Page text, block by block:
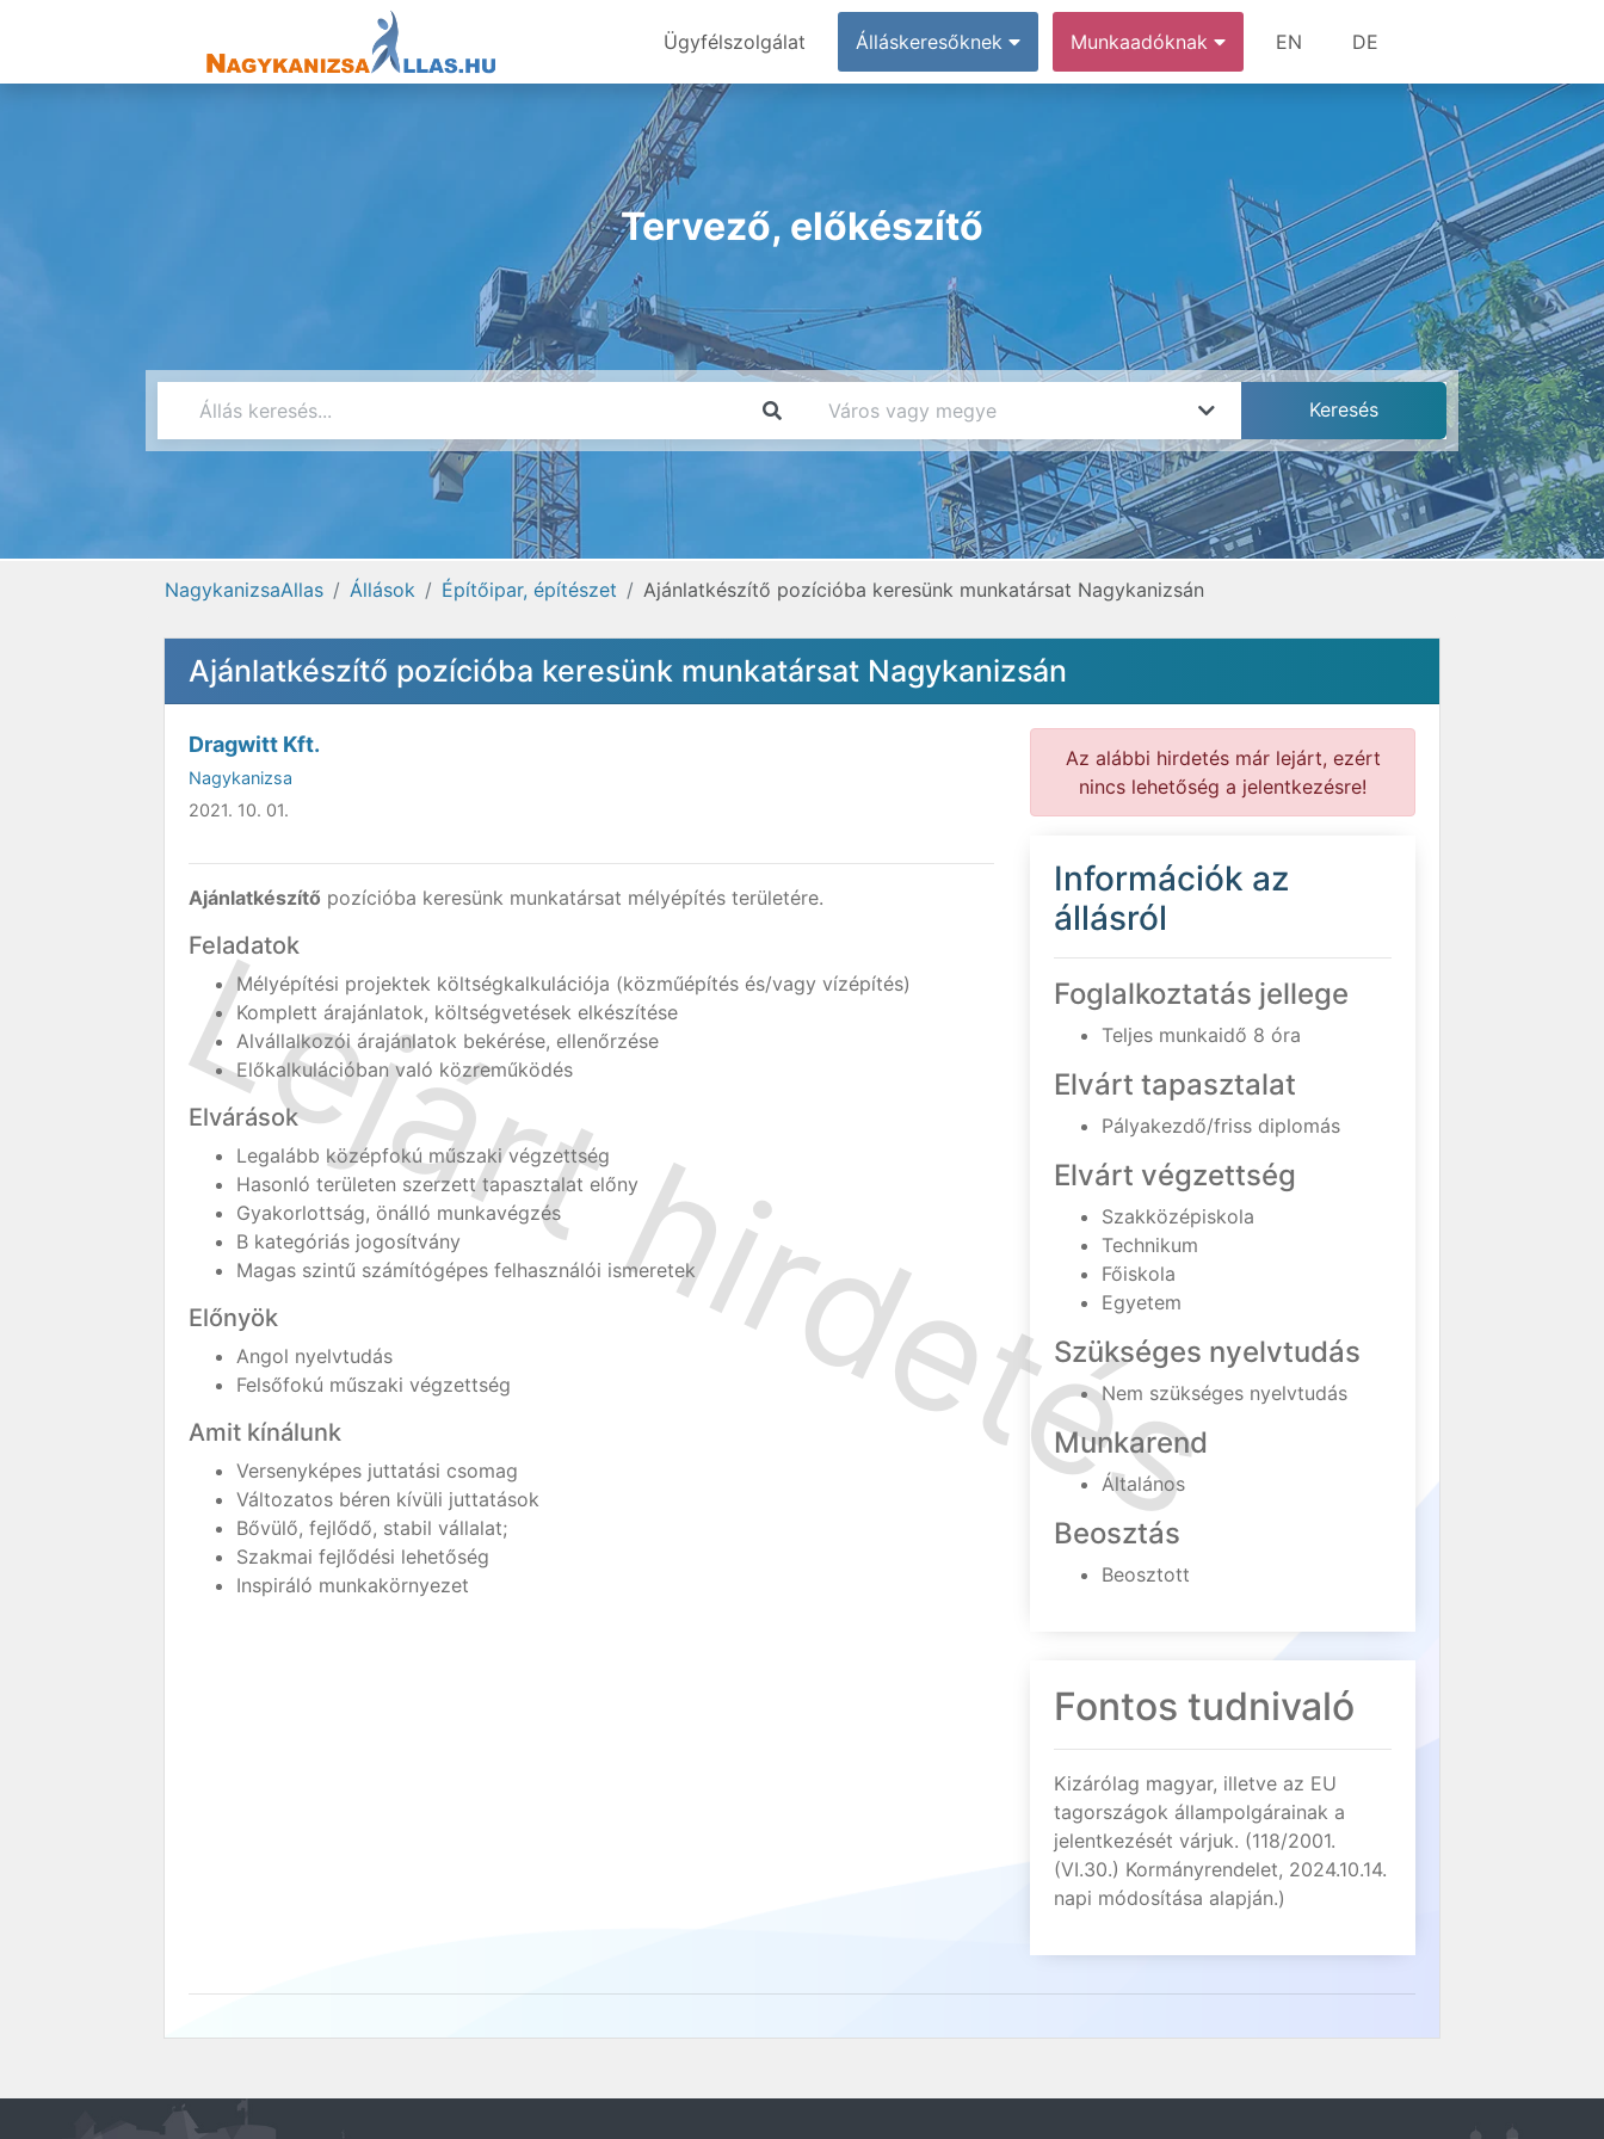
Ügyfélszolgálat Álláskeresőknek Munkaadóknak EN DE
Tervező, előkészítő
NagykanizsaAllas Állások Építőipar, építészet Ajánlatkészítő pozícióba keresünk munkatársat Nagykanizsán
Ajánlatkészítő pozícióba keresünk munkatársat Nagykanizsán
Dragwitt Kft.
Nagykanizsa
2021. 10. 01.
Ajánlatkészítő pozícióba keresünk munkatársat mélyépítés területére.
Feladatok
Mélyépítési projektek költségkalkulációja (közműépítés és/vagy vízépítés)
Komplett árajánlatok, költségvetések elkészítése
Alvállalkozói árajánlatok bekérése, ellenőrzése
Előkalkulációban való közreműködés
Elvárások
Legalább középfokú műszaki végzettség
Hasonló területen szerzett tapasztalat előny
Gyakorlottság, önálló munkavégzés
B kategóriás jogosítvány
Magas szintű számítógépes felhasználói ismeretek
Előnyök
Angol nyelvtudás
Felsőfokú műszaki végzettség
Amit kínálunk
Versenyképes juttatási csomag
Változatos béren kívüli juttatások
Bővülő, fejlődő, stabil vállalat;
Szakmai fejlődési lehetőség
Inspiráló munkakörnyezet
Az alábbi hirdetés már lejárt, ezért
nincs lehetőség a jelentkezésre!
Információk az
állásról
Foglalkoztatás jellege
Teljes munkaidő 8 óra
Elvárt tapasztalat
Pályakezdő/friss diplomás
Elvárt végzettség
Szakközépiskola
Technikum
Főiskola
Egyetem
Szükséges nyelvtudás
Nem szükséges nyelvtudás
Munkarend
Általános
Beosztás
Beosztott
Fontos tudnivaló
Kizárólag magyar, illetve az EU
tagországok állampolgárainak a
jelentkezését várjuk. (118/2001.
(VI.30.) Kormányrendelet, 2024.10.14.
napi módosítása alapján.)